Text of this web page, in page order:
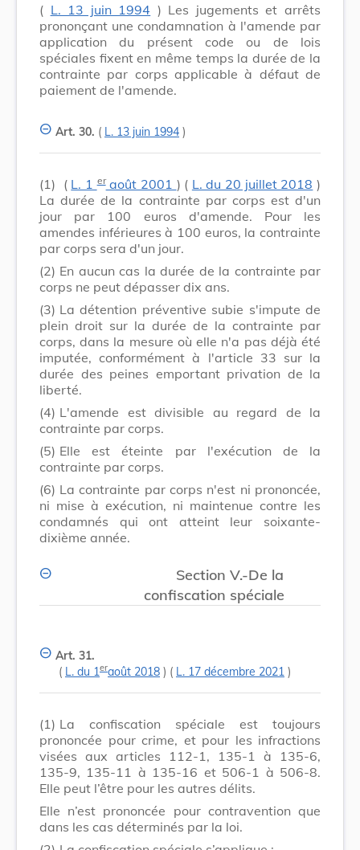
( L. 13 juin 1994 ) Les jugements et arrêts
prononçant une condamnation à l'amende par
application du présent code ou de lois
spéciales fixent en même temps la durée de la
contrainte par corps applicable à défaut de
paiement de l'amende.
Art. 30. ( L. 13 juin 1994 )
(1) ( L. 1eraoût 2001 ) ( L. du 20 juillet 2018 )
La durée de la contrainte par corps est d'un
jour par 100 euros d'amende. Pour les
amendes inférieures à 100 euros, la contrainte
par corps sera d'un jour.
(2) En aucun cas la durée de la contrainte par
corps ne peut dépasser dix ans.
(3) La détention préventive subie s'impute de
plein droit sur la durée de la contrainte par
corps, dans la mesure où elle n'a pas déjà été
imputée, conformément à l'article 33 sur la
durée des peines emportant privation de la
liberté.
(4) L'amende est divisible au regard de la
contrainte par corps.
(5) Elle est éteinte par l'exécution de la
contrainte par corps.
(6) La contrainte par corps n'est ni prononcée,
ni mise à exécution, ni maintenue contre les
condamnés qui ont atteint leur soixante-
dixième année.
Section V.-De la
confiscation spéciale
Art. 31.
( L. du 1eraoût 2018 ) ( L. 17 décembre 2021 )
(1) La confiscation spéciale est toujours
prononcée pour crime, et pour les infractions
visées aux articles 112-1, 135-1 à 135-6,
135-9, 135-11 à 135-16 et 506-1 à 506-8.
Elle peut l’être pour les autres délits.
Elle n’est prononcée pour contravention que
dans les cas déterminés par la loi.